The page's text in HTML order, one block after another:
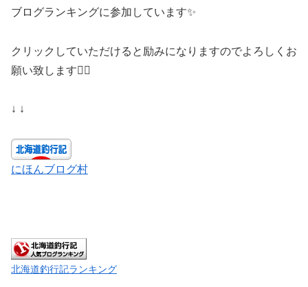
ブログランキングに参加しています✨
クリックしていただけると励みになりますのでよろしくお
願い致します🙇‍♀️
↓ ↓
にほんブログ村
北海道釣行記ランキング